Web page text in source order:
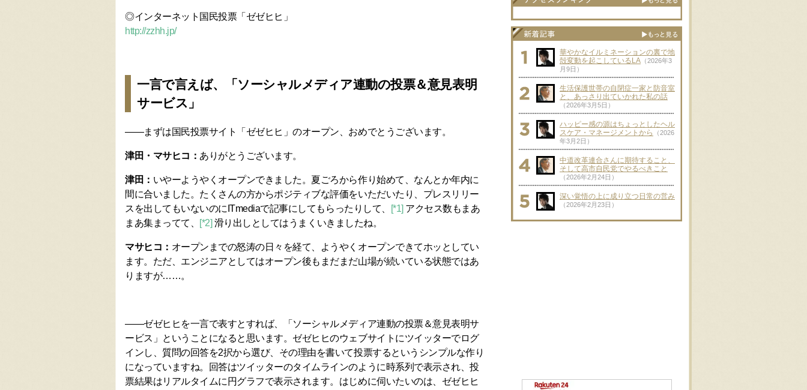
◎インターネット国民投票「ゼゼヒヒ」
http://zzhh.jp/
一言で言えば、「ソーシャルメディア連動の投票＆意見表明
サービス」
――まずは国民投票サイト「ゼゼヒヒ」のオープン、おめでとうございます。
津田・マサヒコ： ありがとうございます。
津田： いやーようやくオープンできました。夏ごろから作り始めて、なんとか年内に
間に合いました。たくさんの方からポジティブな評価をいただいたり、プレスリリー
スを出してもいないのにITmediaで記事にしてもらったりして、
[*1] アクセス数もまあ
まあ集まってて、
[*2] 滑り出しとしてはうまくいきましたね。
マサヒコ： オープンまでの怒涛の日々を経て、ようやくオープンできてホッとしてい
ます。ただ、エンジニアとしてはオープン後もまだまだ山場が続いている状態ではあ
りますが……。
――ゼゼヒヒを一言で表すとすれば、「ソーシャルメディア連動の投票＆意見表明サ
ービス」ということになると思います。ゼゼヒヒのウェブサイトにツイッターでログ
インし、質問の回答を2択から選び、その理由を書いて投票するというシンプルな作り
になっていますね。回答はツイッターのタイムラインのように時系列で表示され、投
票結果はリアルタイムに円グラフで表示されます。はじめに伺いたいのは、ゼゼヒヒ
華やかなイルミネーションの裏で地
殻変動を起こしているLA （2026年3
月9日）
生活保護世帯の自閉症一家と防音室
と、あっさり出ていかれた私の話
（2026年3月5日）
ハッピー感の源はちょっとしたヘル
スケア・マネージメントから
（2026
年3月2日）
中道改革連合さんに期待すること、
そして高市自民党でやるべきこと
（2026年2月24日）
深い覚悟の上に成り立つ日常の営み
（2026年2月23日）